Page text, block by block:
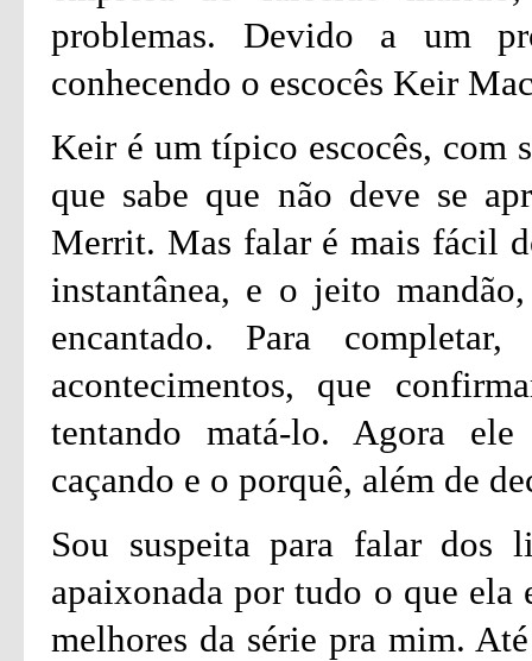
problemas. Devido a um
conhecendo o escocês Keir
Keir é um típico escocês, com
que sabe que não deve se
Merrit. Mas falar é mais fácil
instantânea, e o jeito
encantado. Para
acontecimentos, que
tentando matá-lo. Agora
caçando e o porquê, além de
Sou suspeita para falar dos
apaixonada por tudo o que ela
melhores da série pra mim.